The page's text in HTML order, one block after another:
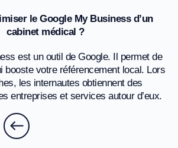
le Google My Business d’un
cabinet médical ?
est un outil de Google. Il permet de
booste votre référencement local. Lors
les internautes obtiennent des
entreprises et services autour d’eux.